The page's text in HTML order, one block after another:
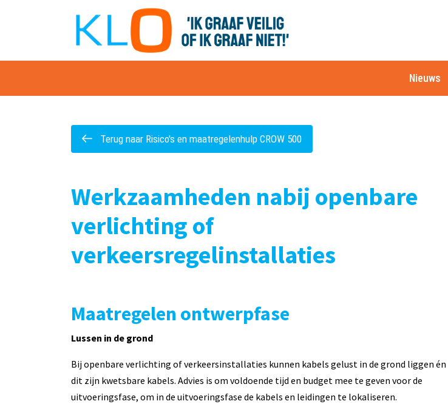
Nieuws
Terug naar Risico's en maatregelenhulp CROW 500
Werkzaamheden nabij openbare
verlichting of
verkeersregelinstallaties
Maatregelen ontwerpfase
Lussen in de grond
Bij openbare verlichting of verkeersinstallaties kunnen kabels gelust in de grond liggen én
dit zijn kwetsbare kabels. Advies is om voldoende tijd en budget mee te geven voor de
uitvoeringsfase, om in de uitvoeringsfase de kabels en leidingen te lokaliseren.